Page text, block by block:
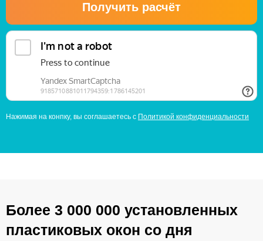
Получить расчёт
Нажимая на конпку, вы соглашаетесь с Политикой конфиденциальности
Более 3 000 000 установленных
пластиковых окон со дня